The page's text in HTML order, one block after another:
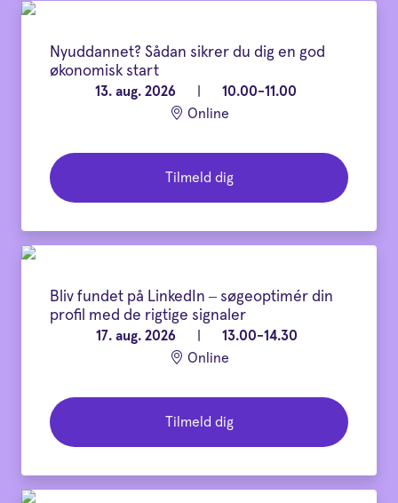
Nyuddannet? Sådan sikrer du dig en god
økonomisk start
13. aug. 2026
10.00-11.00
Online
Tilmeld dig
Bliv fundet på LinkedIn – søgeoptimér din
profil med de rigtige signaler
17. aug. 2026
13.00-14.30
Online
Tilmeld dig